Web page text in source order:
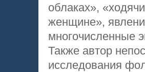
облаках»,
женщине»,
многочисленные
Также автор
исследования